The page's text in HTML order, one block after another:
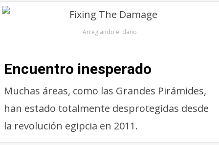
Arreglando el daño
Encuentro inesperado
Muchas áreas, como las Grandes Pirámides,
han estado totalmente desprotegidas desde
la revolución egipcia en 2011.